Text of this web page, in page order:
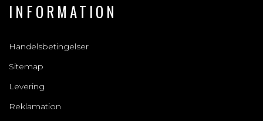
INFORMATION
Handelsbetingelser
Sitemap
Levering
Reklamation